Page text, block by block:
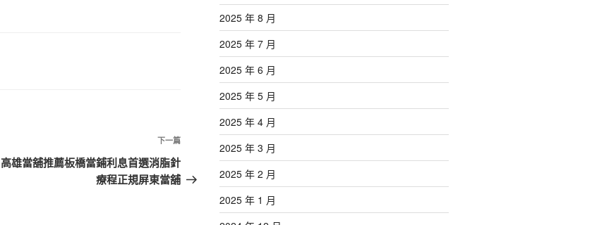
下
一
篇
下一篇
高雄當舖推薦板橋當鋪利息首選消脂針
療程正規屏東當舖
2025 年 8 月
2025 年 7 月
2025 年 6 月
2025 年 5 月
2025 年 4 月
2025 年 3 月
2025 年 2 月
2025 年 1 月